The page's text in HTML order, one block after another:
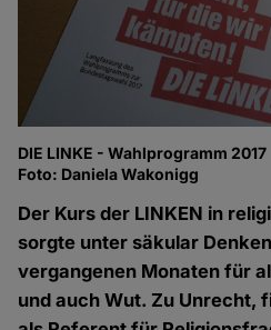
DIE LINKE - Wahlprogramm 2017
Foto: Daniela Wakonigg
Der Kurs der LINKEN in
sorgte unter säkular
vergangenen Monaten für
und auch Wut. Zu Unrecht,